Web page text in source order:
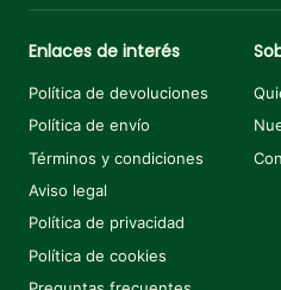
Enlaces de interés
Política de devoluciones
Política de envío
Términos y condiciones
Aviso legal
Política de privacidad
Política de cookies